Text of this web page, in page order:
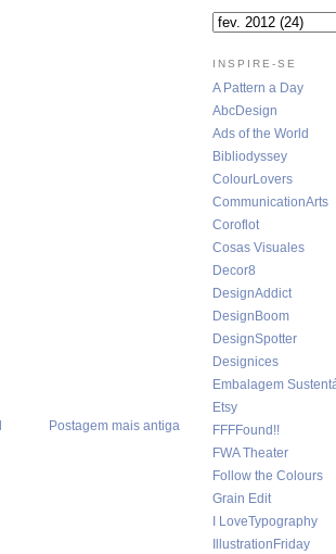
Postagem mais antiga
INSPIRE-SE
A Pattern a Day
AbcDesign
Ads of the World
Bibliodyssey
ColourLovers
CommunicationArts
Coroflot
Cosas Visuales
Decor8
DesignAddict
DesignBoom
DesignSpotter
Designices
Embalagem
Etsy
FFFFound!!
FWA Theater
Follow the Colours
Grain Edit
I LoveTypography
IllustrationFriday